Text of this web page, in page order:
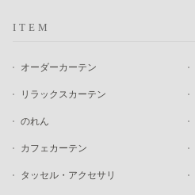
ITEM
オーダーカーテン
リラックスカーテン
のれん
カフェカーテン
タッセル・アクセサリ